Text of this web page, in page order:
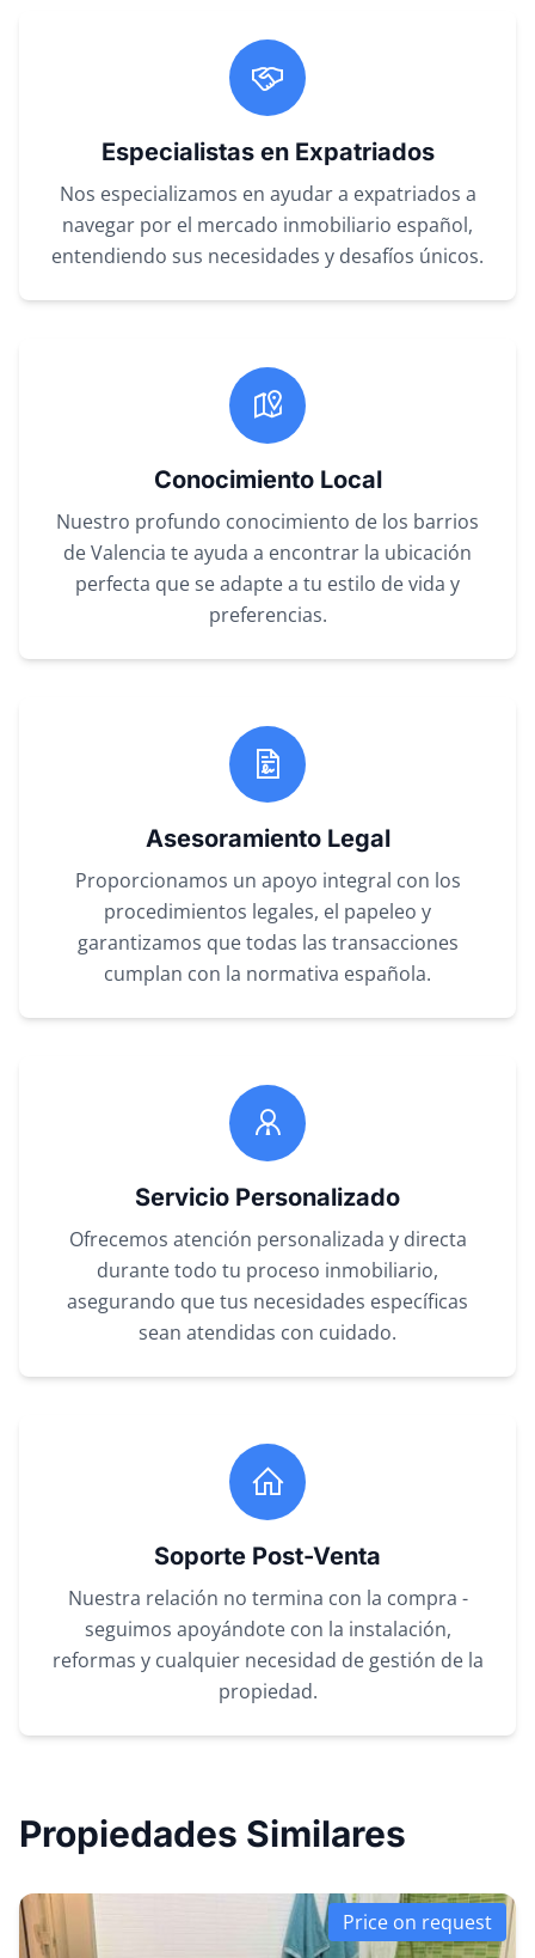
Especialistas en Expatriados
Nos especializamos en ayudar a expatriados a
navegar por el mercado inmobiliario español,
entendiendo sus necesidades y desafíos únicos.
Conocimiento Local
Nuestro profundo conocimiento de los barrios
de Valencia te ayuda a encontrar la ubicación
perfecta que se adapte a tu estilo de vida y
preferencias.
Asesoramiento Legal
Proporcionamos un apoyo integral con los
procedimientos legales, el papeleo y
garantizamos que todas las transacciones
cumplan con la normativa española.
Servicio Personalizado
Ofrecemos atención personalizada y directa
durante todo tu proceso inmobiliario,
asegurando que tus necesidades específicas
sean atendidas con cuidado.
Soporte Post-Venta
Nuestra relación no termina con la compra -
seguimos apoyándote con la instalación,
reformas y cualquier necesidad de gestión de la
propiedad.
Propiedades Similares
Price on request